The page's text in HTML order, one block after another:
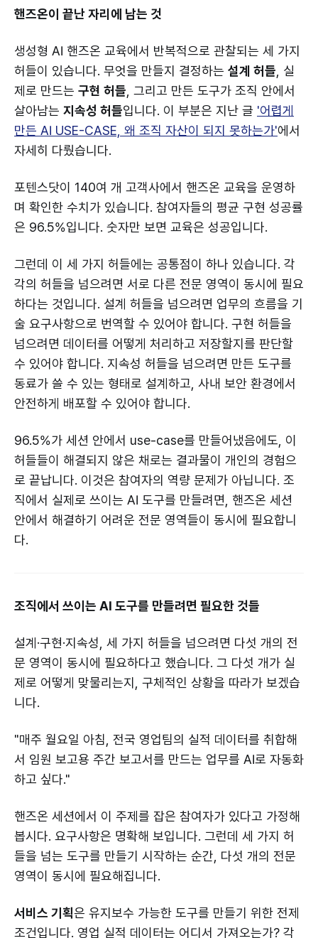
핸즈온이 끝난 자리에 남는 것
생성형 AI 핸즈온 교육에서 반복적으로 관찰되는 세 가지
허들이 있습니다. 무엇을 만들지 결정하는 설계 허들, 실
제로 만드는 구현 허들, 그리고 만든 도구가 조직 안에서
살아남는 지속성 허들입니다. 이 부분은 지난 글 '어렵게
만든 AI USE-CASE, 왜 조직 자산이 되지 못하는가'에서
자세히 다뤘습니다.
포텐스닷이 140여 개 고객사에서 핸즈온 교육을 운영하
며 확인한 수치가 있습니다. 참여자들의 평균 구현 성공률
은 96.5%입니다. 숫자만 보면 교육은 성공입니다.
그런데 이 세 가지 허들에는 공통점이 하나 있습니다. 각
각의 허들을 넘으려면 서로 다른 전문 영역이 동시에 필요
하다는 것입니다. 설계 허들을 넘으려면 업무의 흐름을 기
술 요구사항으로 번역할 수 있어야 합니다. 구현 허들을
넘으려면 데이터를 어떻게 처리하고 저장할지를 판단할
수 있어야 합니다. 지속성 허들을 넘으려면 만든 도구를
동료가 쓸 수 있는 형태로 설계하고, 사내 보안 환경에서
안전하게 배포할 수 있어야 합니다.
96.5%가 세션 안에서 use-case를 만들어냈음에도, 이
허들들이 해결되지 않은 채로는 결과물이 개인의 경험으
로 끝납니다. 이것은 참여자의 역량 문제가 아닙니다. 조
직에서 실제로 쓰이는 AI 도구를 만들려면, 핸즈온 세션
안에서 해결하기 어려운 전문 영역들이 동시에 필요합니
다.
조직에서 쓰이는 AI 도구를 만들려면 필요한 것들
설계·구현·지속성, 세 가지 허들을 넘으려면 다섯 개의 전
문 영역이 동시에 필요하다고 했습니다. 그 다섯 개가 실
제로 어떻게 맞물리는지, 구체적인 상황을 따라가 보겠습
니다.
"매주 월요일 아침, 전국 영업팀의 실적 데이터를 취합해
서 임원 보고용 주간 보고서를 만드는 업무를 AI로 자동화
하고 싶다."
핸즈온 세션에서 이 주제를 잡은 참여자가 있다고 가정해
봅시다. 요구사항은 명확해 보입니다. 그런데 세 가지 허
들을 넘는 도구를 만들기 시작하는 순간, 다섯 개의 전문
영역이 동시에 필요해집니다.
서비스 기획은 유지보수 가능한 도구를 만들기 위한 전제
조건입니다. 영업 실적 데이터는 어디서 가져오는가? 각